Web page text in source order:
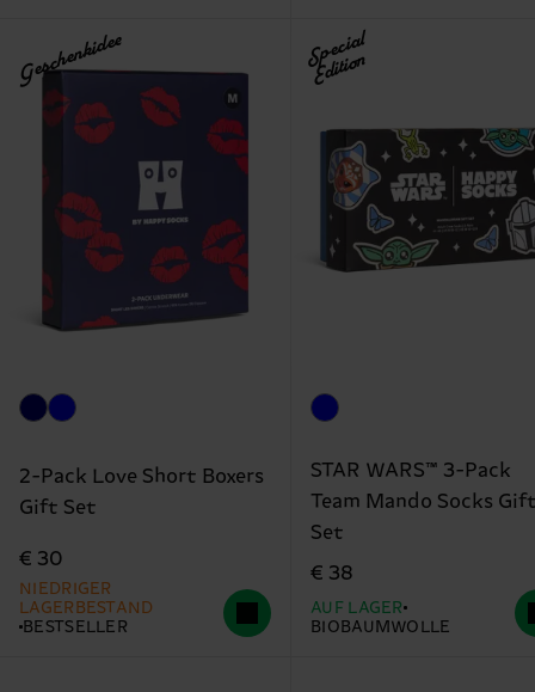
Geschenkidee
2-Pack Love Short Boxers
Gift Set
€ 30
NIEDRIGER
LAGERBESTAND
BESTSELLER
Special
Edition
STAR WARS™ 3-Pack
Team Mando Socks
Set
€ 38
AUF LAGER
BIOBAUMWOLLE